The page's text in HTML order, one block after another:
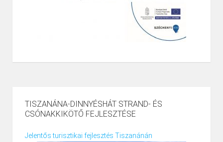
TISZANÁNA-DINNYÉSHÁT STRAND- ÉS
CSÓNAKKIKÖTŐ FEJLESZTÉSE
Jelentős turisztikai fejlesztés Tiszanánán